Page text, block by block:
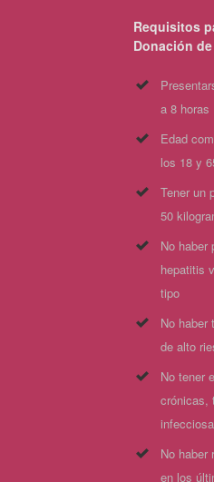
Requisitos
Donación
a 8 horas
Edad
los 18 y
Tener un
50
No haber
hepatitis
tipo
No haber
de alto
No tener
crónicas,
No haber
en los